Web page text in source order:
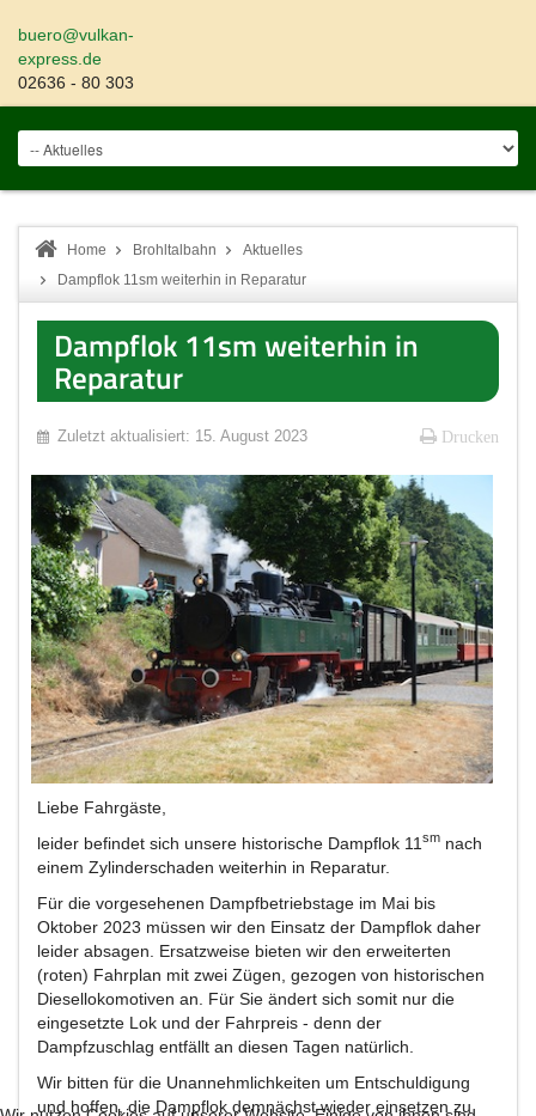
buero@vulkan-
express.de
02636 - 80 303
Home Brohltalbahn
Aktuelles
Dampflok 11sm weiterhin in Reparatur
Dampflok 11sm weiterhin in
Reparatur
Drucken
Zuletzt aktualisiert: 15. August 2023
Liebe Fahrgäste,
leider befindet sich unsere historische Dampflok 11 sm nach
einem Zylinderschaden weiterhin in Reparatur.
Für die vorgesehenen Dampfbetriebstage im Mai bis
Oktober 2023 müssen wir den Einsatz der Dampflok daher
leider absagen. Ersatzweise bieten wir den erweiterten
(roten) Fahrplan mit zwei Zügen, gezogen von historischen
Diesellokomotiven an. Für Sie ändert sich somit nur die
eingesetzte Lok und der Fahrpreis - denn der
Dampfzuschlag entfällt an diesen Tagen natürlich.
Wir bitten für die Unannehmlichkeiten um Entschuldigung
und hoffen, die Dampflok demnächst wieder einsetzen zu